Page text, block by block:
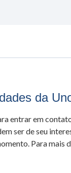
da
entrar em
ser de seu
Para mais